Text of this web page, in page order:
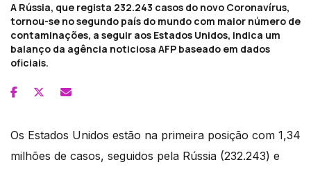
A Rússia, que regista 232.243 casos do novo Coronavírus,
tornou-se no segundo país do mundo com maior número de
contaminações, a seguir aos Estados Unidos, indica um
balanço da agência noticiosa AFP baseado em dados
oficiais.
Os Estados Unidos estão na primeira posição com 1,34
milhões de casos, seguidos pela Rússia (232.243) e